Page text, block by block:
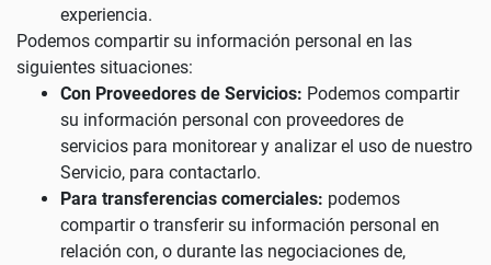
experiencia.
Podemos compartir su información personal en las
siguientes situaciones:
Con Proveedores de Servicios: Podemos compartir
su información personal con proveedores de
servicios para monitorear y analizar el uso de nuestro
Servicio, para contactarlo.
Para transferencias comerciales: podemos
compartir o transferir su información personal en
relación con, o durante las negociaciones de,